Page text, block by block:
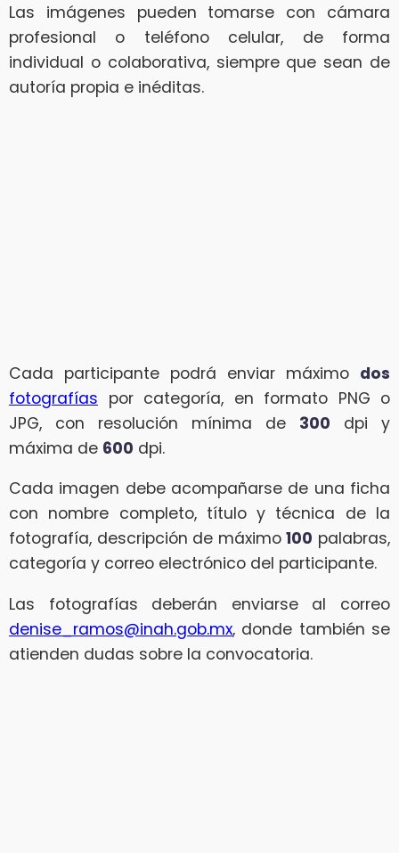
Las imágenes pueden tomarse con cámara
profesional o teléfono celular, de forma
individual o colaborativa, siempre que sean de
autoría propia e inéditas.
Cada participante podrá enviar máximo dos
fotografías por categoría, en formato PNG o
JPG, con resolución mínima de 300 dpi y
máxima de 600 dpi.
Cada imagen debe acompañarse de una ficha
con nombre completo, título y técnica de la
fotografía, descripción de máximo100 palabras,
categoría y correo electrónico del participante.
Las fotografías deberán enviarse al correo
denise_ramos@inah.gob.mx, donde también se
atienden dudas sobre la convocatoria.